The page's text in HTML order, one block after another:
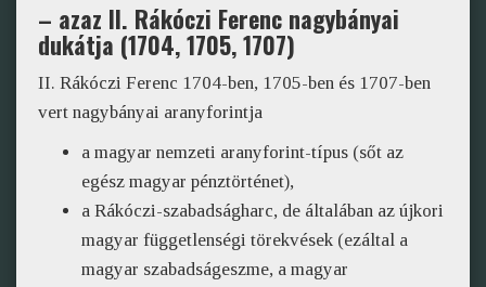
– azaz II. Rákóczi Ferenc nagybányai
dukátja (1704, 1705, 1707)
II. Rákóczi Ferenc 1704-ben, 1705-ben és 1707-ben
vert nagybányai aranyforintja
a magyar nemzeti aranyforint-típus (sőt az
egész magyar pénztörténet),
a Rákóczi-szabadságharc, de általában az újkori
magyar függetlenségi törekvések (ezáltal a
magyar szabadságeszme, a magyar